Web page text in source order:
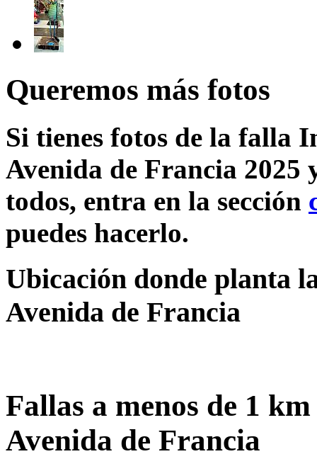
Queremos más fotos
Si tienes fotos de la falla
Avenida de Francia 2025
todos, entra en la sección
puedes hacerlo.
Ubicación donde planta
Avenida de Francia
Fallas a menos de 1
Avenida de Francia